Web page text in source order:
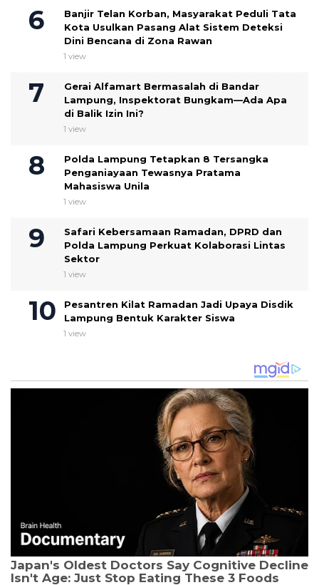
Banjir Telan Korban, Masyarakat Peduli Tata
Kota Usulkan Pasang Alat Sistem Deteksi
Dini Bencana di Zona Rawan
1 view
Gerai Alfamart Bermasalah di Bandar
Lampung, Inspektorat Bungkam—Ada Apa
di Balik Izin Ini?
1 view
Polda Lampung Tetapkan 8 Tersangka
Penganiayaan Tewasnya Pratama
Mahasiswa Unila
1 view
Safari Kebersamaan Ramadan, DPRD dan
Polda Lampung Perkuat Kolaborasi Lintas
Sektor
1 view
Pesantren Kilat Ramadan Jadi Upaya Disdik
Lampung Bentuk Karakter Siswa
1 view